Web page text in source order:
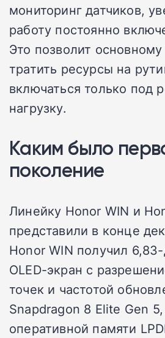
мониторинг датчиков,
работу постоянно
Это позволит
тратить ресурсы на
включаться только под
нагрузку.
Каким было
поколение
Линейку Honor WIN и
представили в конце
Honor WIN получил
OLED-экран с
точек и частотой
Snapdragon 8 Elite Gen
оперативной памяти